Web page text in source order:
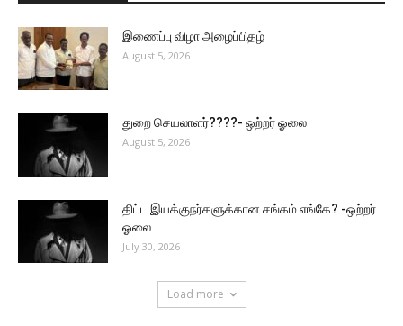
இணைப்பு விழா அழைப்பிதழ்
August 5, 2026
துறை செயலாளர்????- ஒற்றர் ஓலை
August 5, 2026
திட்ட இயக்குநர்களுக்கான சங்கம் எங்கே? -ஒற்றர்
ஓலை
July 30, 2026
Load more